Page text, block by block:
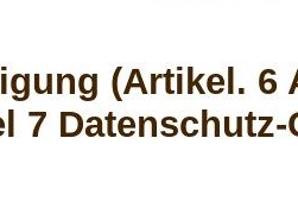
(Artikel. 6
7 Datenschutz-